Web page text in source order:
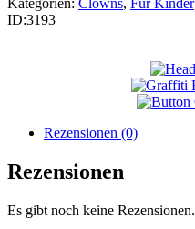
ID:3193
Rezensionen (0)
Rezensionen
Es gibt noch keine Rezensionen.